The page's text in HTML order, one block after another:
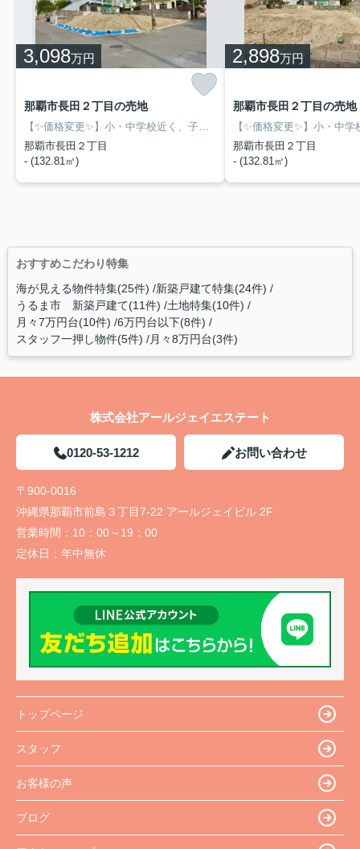
3,098万円
那覇市長田２丁目の売地
那覇市長田２丁目
- (132.81㎡)
2,898万円
那覇市長田２丁目の売地
那覇市長田２丁目
- (132.81㎡)
おすすめこだわり特集
海が見える物件特集(25件) 新築戸建て特集(24件)
うるま市 新築戸建て(11件) 土地特集(10件)
月々7万円台(10件) 6万円台以下(8件)
スタッフ一押し物件(5件) 月々8万円台(3件)
株式会社アールジェイエステート
0120-53-1212 お問い合わせ
〒900-0016
沖縄県那覇市前島３丁目7-22 アールジェイビル 2F
営業時間： 10：00～19：00
定休日： 年中無休
トップページ
スタッフ
お客様の声
ブログ